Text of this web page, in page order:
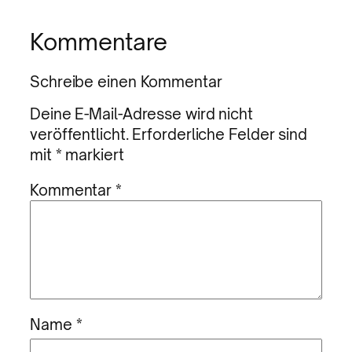
Kommentare
Schreibe einen Kommentar
Deine E-Mail-Adresse wird nicht
veröffentlicht. Erforderliche Felder sind
mit * markiert
Kommentar*
Name *